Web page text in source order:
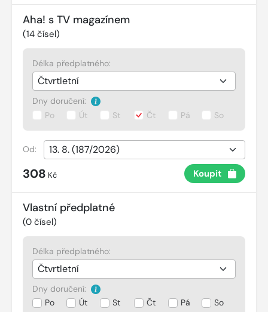
Aha! s TV magazínem
(14 čísel)
Délka předplatného:
Dny doručení:
Po
Út St Čt Pá So
Od:
308 Kč Koupit
Vlastní předplatné
(0 čísel)
Délka předplatného:
Dny doručení:
Po
Út St Čt Pá So